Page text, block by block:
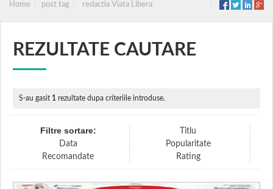
Home post tag redactia Viata Libera
REZULTATE CAUTARE
S-au gasit 1 rezultate dupa criteriile introduse.
Filtre sortare:
Titlu
Data
Popularitate
Recomandate
Rating